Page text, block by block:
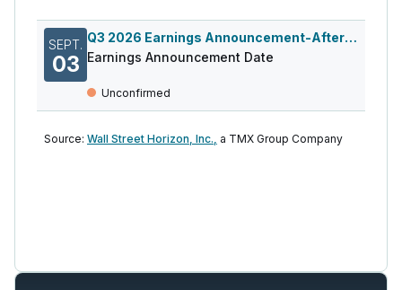
SEPT.
03
Q3 2026 Earnings Announcement-After Mkt
Earnings Announcement Date
Unconfirmed
Source: Wall Street Horizon, Inc., a TMX Group Company